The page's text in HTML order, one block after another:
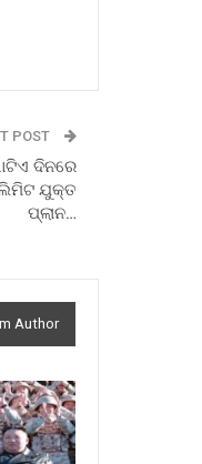
POST
ଦିନରେ
ଲିମିଟ ଯୁକ୍ତ‌
ପ୍ଲାନ…
Author